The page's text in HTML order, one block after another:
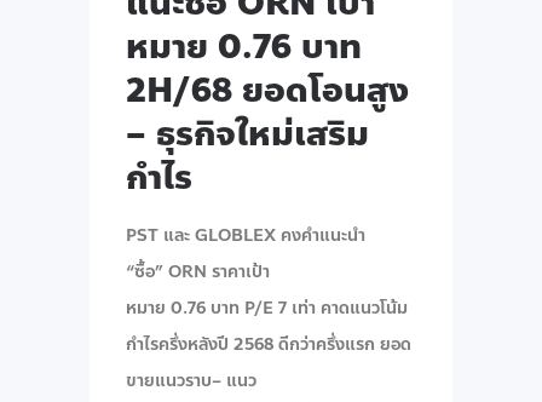
หมาย 0.76 บาท
2H/68 ยอดโอนสูง
– ธุรกิจใหม่เสริม
กำไร
PST และ GLOBLEX คงคำแนะนำ
“ซื้อ” ORN ราคาเป้า
หมาย 0.76 บาท P/E 7 เท่า คาดแนวโน้ม
กำไรครึ่งหลังปี 2568 ดีกว่าครึ่งแรก ยอด
ขายแนวราบ– แนว